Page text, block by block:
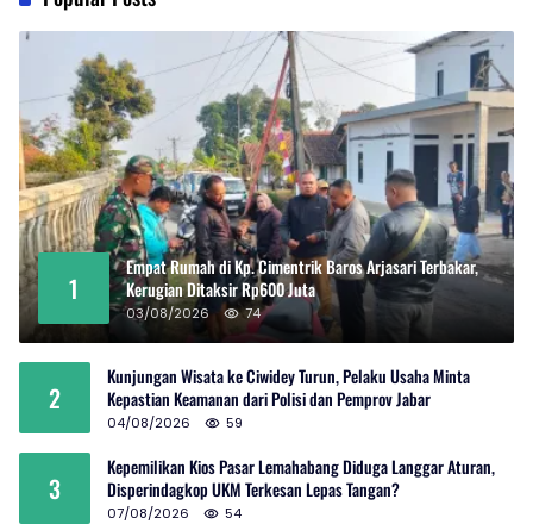
1
Empat Rumah di Kp. Cimentrik Baros Arjasari Terbakar,
Kerugian Ditaksir Rp600 Juta
03/08/2026 74
2
Kunjungan Wisata ke Ciwidey Turun, Pelaku Usaha Minta
Kepastian Keamanan dari Polisi dan Pemprov Jabar
04/08/2026 59
3
Kepemilikan Kios Pasar Lemahabang Diduga Langgar Aturan,
Disperindagkop UKM Terkesan Lepas Tangan?
07/08/2026 54